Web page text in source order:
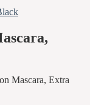
Mascara, Extra